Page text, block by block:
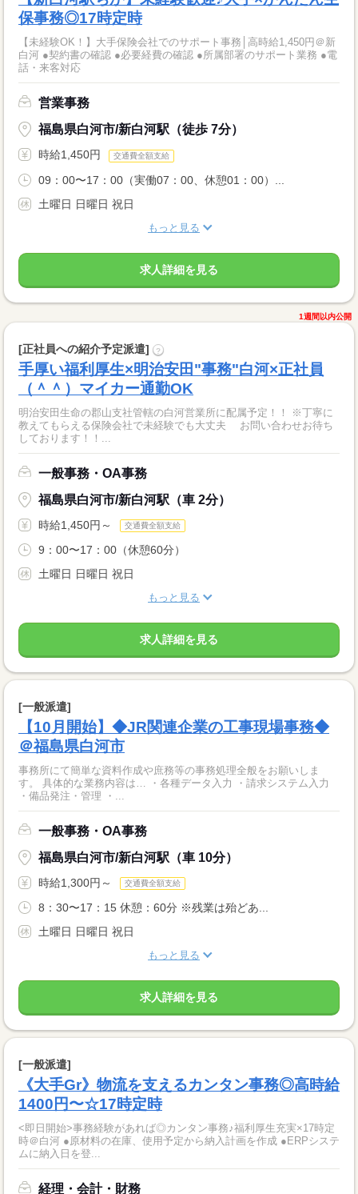
保事務◎17時定時
【未経験OK！】大手保険会社でのサポート事務│高時給1,450円＠新
白河 ●契約書の確認 ●必要経費の確認 ●所属部署のサポート業務 ●電
話・来客対応
営業事務
福島県白河市/新白河駅（徒歩 7分）
時給1,450円 交通費全額支給
09：00〜17：00（実働07：00、休憩01：00）...
土曜日 日曜日 祝日
もっと見る
求人詳細を見る
1週間以内公開
[正社員への紹介予定派遣] ?
手厚い福利厚生×明治安田"事務"白河×正社員
（＾＾）マイカー通勤OK
明治安田生命の郡山支社管轄の白河営業所に配属予定！！ ※丁寧に
教えてもらえる保険会社で未経験でも大丈夫 お問い合わせお待ち
しております！！...
一般事務・OA事務
福島県白河市/新白河駅（車 2分）
時給1,450円～ 交通費全額支給
9：00〜17：00（休憩60分）
土曜日 日曜日 祝日
もっと見る
求人詳細を見る
[一般派遣]
【10月開始】◆JR関連企業の工事現場事務◆
＠福島県白河市
事務所にて簡単な資料作成や庶務等の事務処理全般をお願いしま
す。 具体的な業務内容は… ・各種データ入力 ・請求システム入力
・備品発注・管理 ・...
一般事務・OA事務
福島県白河市/新白河駅（車 10分）
時給1,300円～ 交通費全額支給
8：30〜17：15 休憩：60分 ※残業は殆どあ...
土曜日 日曜日 祝日
もっと見る
求人詳細を見る
[一般派遣]
《大手Gr》物流を支えるカンタン事務◎高時給
1400円〜☆17時定時
<即日開始>事務経験があれば◎カンタン事務♪福利厚生充実×17時定
時＠白河 ●原材料の在庫、使用予定から納入計画を作成 ●ERPシステ
ムに納入日を登...
経理・会計・財務